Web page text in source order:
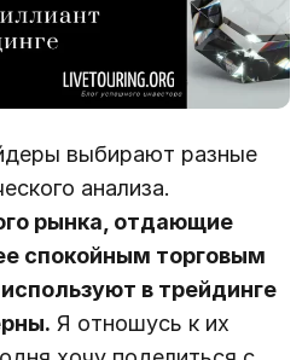
выбирают разные
анализа.
рынка, отдающие
спокойным торговым
в трейдинге
Я отношусь к их